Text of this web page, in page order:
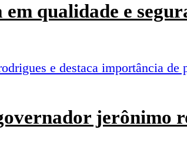
qualidade e
jerônimo